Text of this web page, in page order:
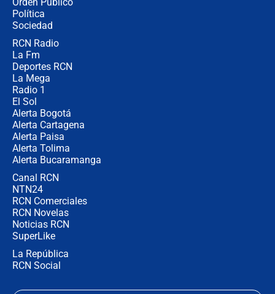
Política
Sociedad
RCN Radio
La Fm
Deportes RCN
La Mega
Radio 1
El Sol
Alerta Bogotá
Alerta Cartagena
Alerta Paisa
Alerta Tolima
Alerta Bucaramanga
Canal RCN
NTN24
RCN Comerciales
RCN Novelas
Noticias RCN
SuperLike
La República
RCN Social